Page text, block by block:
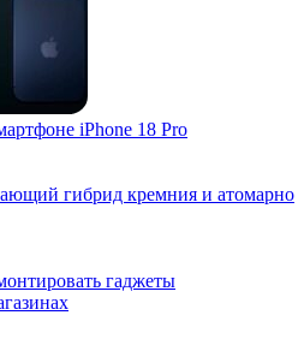
iPhone 18 Pro
гибрид кремния и атомарно
гаджеты